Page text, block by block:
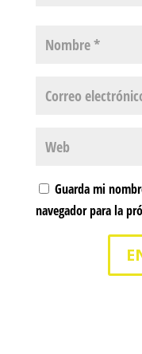
Guarda mi
navegador para la